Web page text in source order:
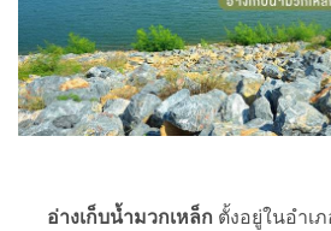
อ่างเก็บน้ำมวกเหล็ก ตั้งอยู่ในอำเ